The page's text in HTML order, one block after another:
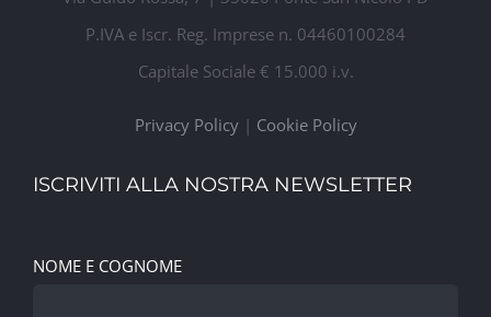
P.IVA e Iscr. Reg. Imprese n. 04460100284
Capitale Sociale € 15.000 i.v.
Privacy Policy| Cookie Policy
ISCRIVITI ALLA NOSTRA NEWSLETTER
NOME E COGNOME